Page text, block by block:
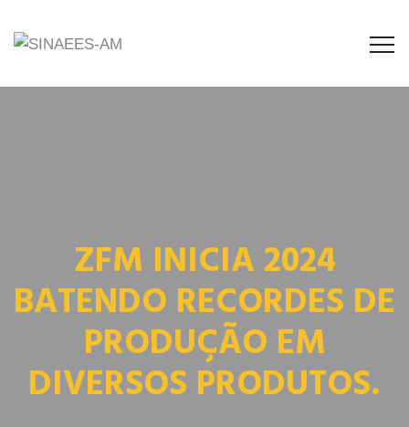
ZFM INICIA 2024
BATENDO RECORDES DE
PRODUÇÃO EM
DIVERSOS PRODUTOS.